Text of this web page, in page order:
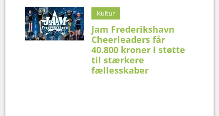
Kultur
Jam Frederikshavn
Cheerleaders får
40.800 kroner i støtte
til stærkere
fællesskaber